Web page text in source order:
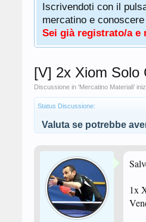
Iscrivendoti con il
mercatino e
Sei già registrato/a
[V] 2x Xiom Solo
Discussione in 'Mercatino Materiali'
Status Discussione:
Valuta se potrebbe
1x